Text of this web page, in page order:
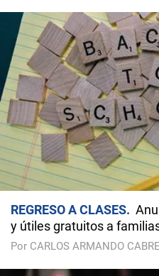
REGRESO A CLASES
y útiles gratuitos a
Por CARLOS ARMANDO